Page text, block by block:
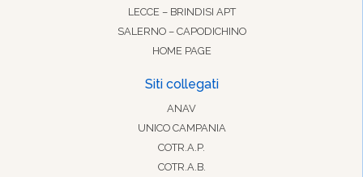
LECCE – BRINDISI APT
SALERNO – CAPODICHINO
HOME PAGE
Siti collegati
ANAV
UNICO CAMPANIA
COTR.A.P.
COTR.A.B.